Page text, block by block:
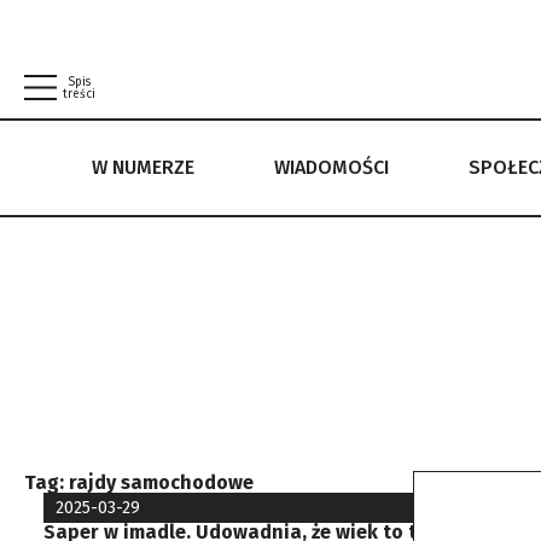
Spis
treści
W NUMERZE WIADOMOŚCI
W NUMERZE WIADOMOŚCI SPOŁECZEŃSTWO
Tag: rajdy samochodowe
2025-03-29
Saper w imadle. Udowadnia, że wiek to tylko liczba